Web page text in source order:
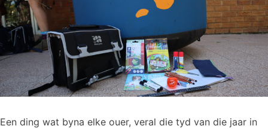
Een ding wat byna elke ouer, veral die tyd van die jaar in